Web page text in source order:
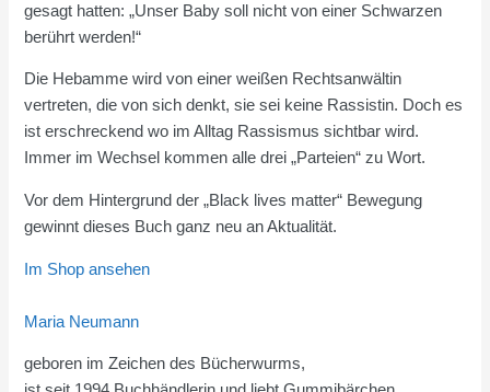
gesagt hatten: „Unser Baby soll nicht von einer Schwarzen
berührt werden!“
Die Hebamme wird von einer weißen Rechtsanwältin
vertreten, die von sich denkt, sie sei keine Rassistin. Doch es
ist erschreckend wo im Alltag Rassismus sichtbar wird.
Immer im Wechsel kommen alle drei „Parteien“ zu Wort.
Vor dem Hintergrund der „Black lives matter“ Bewegung
gewinnt dieses Buch ganz neu an Aktualität.
Im Shop ansehen
Maria Neumann
geboren im Zeichen des Bücherwurms,